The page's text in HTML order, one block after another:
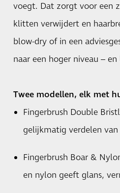
voegt. Dat zorgt voor een
klitten verwijdert en
blow-dry of in een
naar een hoger niveau –
Twee modellen, elk met
Fingerbrush Double
gelijkmatig verdelen
Fingerbrush Boar &
en nylon geeft glans,